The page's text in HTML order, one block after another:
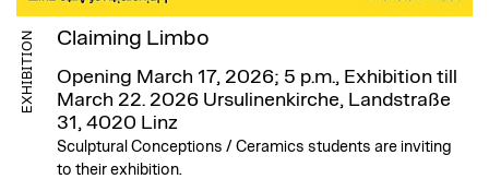
EXHIBITION Claiming Limbo
Opening March 17, 2026; 5 p.m., Exhibition till
March 22. 2026 Ursulinenkirche, Landstraße
31, 4020 Linz
Sculptural Conceptions / Ceramics students are inviting
to their exhibition.